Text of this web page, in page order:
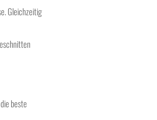
Gleichzeitig
beste